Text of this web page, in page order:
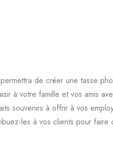
de créer une tasse
à votre famille et vos amis
souvenirs à offrir à vos
les à vos clients pour faire